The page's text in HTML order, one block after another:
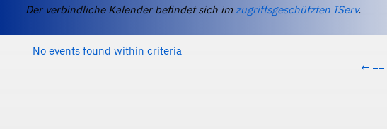
Der verbindliche Kalender befindet sich imzugriffsgeschützten IServ.
No events found within criteria
← −−